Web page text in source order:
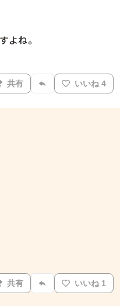
よね。
共有 いいね 4
共有 いいね 1